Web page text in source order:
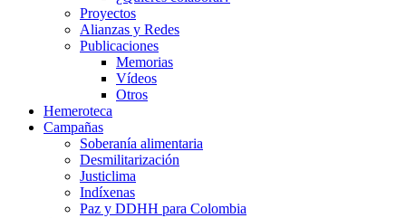
Proyectos
Alianzas y Redes
Publicaciones
Memorias
Vídeos
Otros
Hemeroteca
Campañas
Soberanía alimentaria
Desmilitarización
Justiclima
Indíxenas
Paz y DDHH para Colombia